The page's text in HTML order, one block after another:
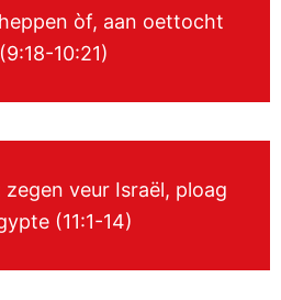
òf, aan oettocht
10:21)
veur Israël, ploag
(11:1-14)